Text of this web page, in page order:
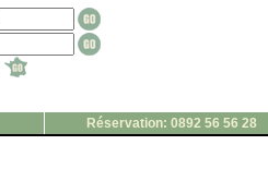
Réservation: 0892 56 56 28